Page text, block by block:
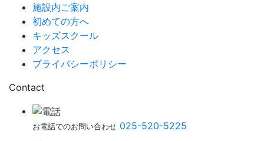
施設内ご案内
初めての方へ
キッズスクール
アクセス
プライバシーポリシー
Contact
お電話でのお問い合わせ 025-520-5225